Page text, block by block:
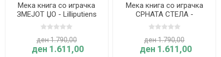
Мека книга со играчка
ЗМЕЈОТ ЏО - Lilliputiens
ден 1.790,00
ден 1.611,00
Мека книга со играчка
СРНАТА СТЕЛА -
Lilliputiens
ден 1.790,00
ден 1.611,00